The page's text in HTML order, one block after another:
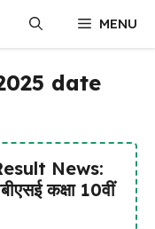
MENU
date
News:
कक्षा 10वीं